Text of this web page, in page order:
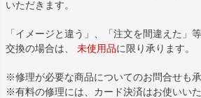
いただきます。
「イメージと違う」、「注文を間違えた」
交換の場合は、 未使用品に限り承ります。
※修理が必要な商品についてのお問合せも承
※有料の修理には、カード決済はお使いいた